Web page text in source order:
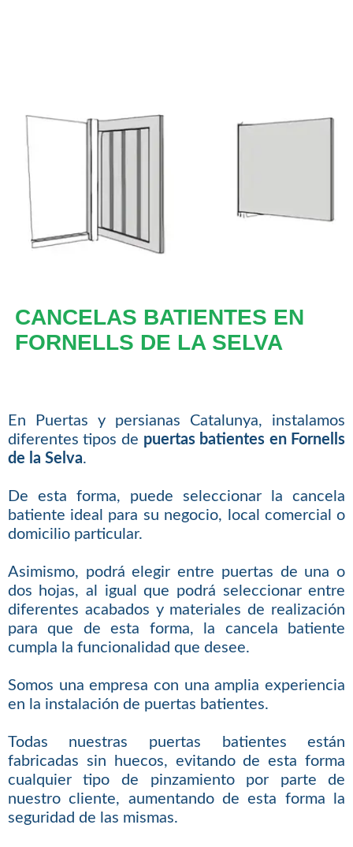
CANCELAS BATIENTES EN
FORNELLS DE LA SELVA
En Puertas y persianas Catalunya, instalamos
diferentes tipos de puertas batientes en Fornells
de la Selva.
De esta forma, puede seleccionar la cancela
batiente ideal para su negocio, local comercial o
domicilio particular.
Asimismo, podrá elegir entre puertas de una o
dos hojas, al igual que podrá seleccionar entre
diferentes acabados y materiales de realización
para que de esta forma, la cancela batiente
cumpla la funcionalidad que desee.
Somos una empresa con una amplia experiencia
en la instalación de puertas batientes.
Todas nuestras puertas batientes están
fabricadas sin huecos, evitando de esta forma
cualquier tipo de pinzamiento por parte de
nuestro cliente, aumentando de esta forma la
seguridad de las mismas.